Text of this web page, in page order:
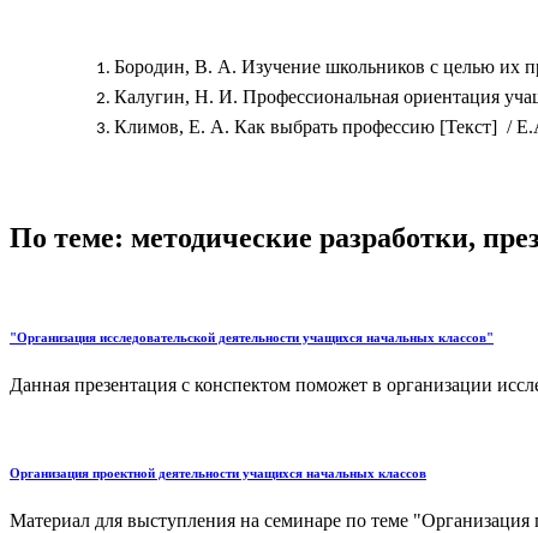
Бородин, В. А. Изучение школьников с целью их
Калугин, Н. И. Профессиональная ориентация
Климов, Е. А. Как выбрать профессию [Текст] /
По теме: методические разработки,
"Организация исследовательской деятельности учащихся начальных классов"
Данная презентация с конспектом поможет в организации
Организация проектной деятельности учащихся начальных классов
Материал для выступления на семинаре по теме "Организация